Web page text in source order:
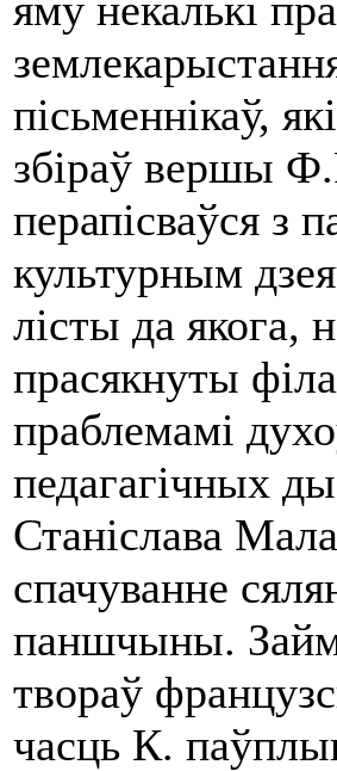
пісьменнікаў,
збіраў вершы
перапісваўся з
культурным
лісты да якога,
прасякнуты
праблемамі
педагагічных
Станіслава
спачуванне
паншчыны.
твораў
часць К.